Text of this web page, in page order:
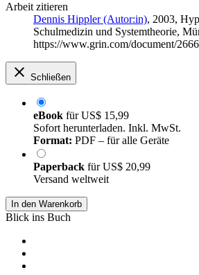
Arbeit zitieren
Dennis Hippler (Autor:in), 2003,
Schulmedizin und Systemtheorie,
https://www.grin.com/document/
Schließen
eBook fürUS$ 15,99
Sofort herunterladen. Inkl. MwSt.
Format: PDF – für alle Geräte
Paperback fürUS$ 20,99
Versand weltweit
In den Warenkorb
Blick ins Buch